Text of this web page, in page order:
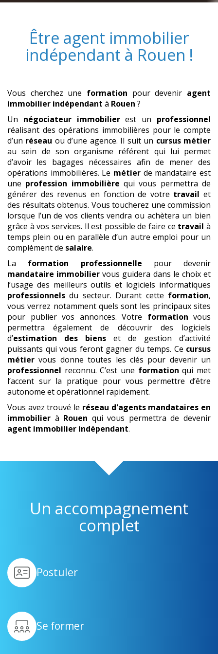
Être agent immobilier
indépendant à Rouen !
Vous cherchez une formation pour devenir agent
immobilier indépendant à Rouen ?
Un négociateur immobilierest un professionnel
réalisant des opérations immobilières pour le compte
d’un réseau ou d’une agence. Il suit un cursus métier
au sein de son organisme référent qui lui permet
d’avoir les bagages nécessaires afin de mener des
opérations immobilières. Le métier de mandataire est
une profession immobilière qui vous permettra de
générer des revenus en fonction de votre travail et
des résultats obtenus. Vous toucherez une commission
lorsque l’un de vos clients vendra ou achètera un bien
grâce à vos services. Il est possible de faire ce travail à
temps plein ou en parallèle d’un autre emploi pour un
complément de salaire.
La formation professionnelle pour devenir
mandataire immobilier vous guidera dans le choix et
l’usage des meilleurs outils et logiciels informatiques
professionnelsdu secteur. Durant cette formation,
vous verrez notamment quels sont les principaux sites
pour publier vos annonces. Votre formation vous
permettra également de découvrir des logiciels
d’estimation des biens et de gestion d’activité
puissants qui vous feront gagner du temps. Ce cursus
métier vous donne toutes les clés pour devenir un
professionnel reconnu. C’est une formation qui met
l’accent sur la pratique pour vous permettre d’être
autonome et opérationnel rapidement.
Vous avez trouvé le réseau d'agents mandataires en
immobilier à Rouen qui vous permettra de devenir
agent immobilier indépendant.
Un accompagnement
complet
Postuler
Se former